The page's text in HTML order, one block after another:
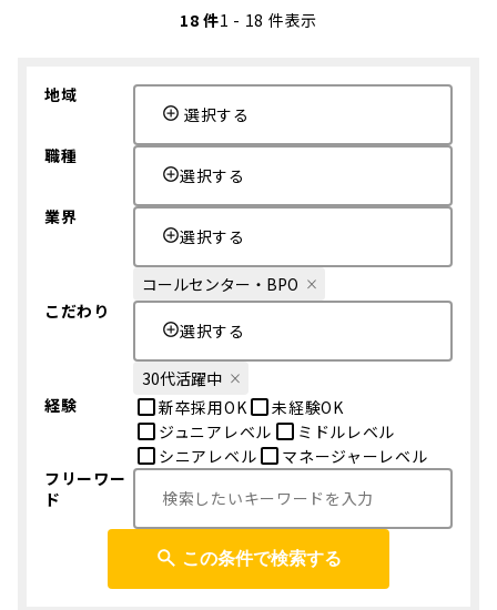
18 件1 - 18 件表示
地域
選択する
職種
選択する
業界
選択する
コールセンター・BPO
こだわり
選択する
30代活躍中
経験
新卒採用OK
未経験OK
ジュニアレベル
ミドルレベル
シニアレベル
マネージャーレベル
フリーワー
ド
この条件で検索する